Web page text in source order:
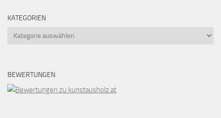
KATEGORIEN
Kategorien
BEWERTUNGEN